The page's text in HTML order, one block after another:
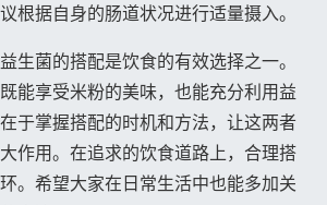
根据自身的肠道状况进行适量摄入。
生菌的搭配是饮食的有效选择之一。
能享受米粉的美味，也能充分利用益
于掌握搭配的时机和方法，让这两者
作用。在追求的饮食道路上，合理搭
。希望大家在日常生活中也能多加关